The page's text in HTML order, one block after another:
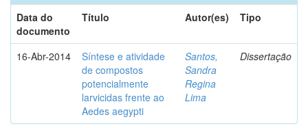
Data do
documento
Título Autor(es) Tipo
16-Abr-2014
Síntese e atividade
de compostos
potencialmente
larvicidas frente ao
Aedes aegypti
Santos,
Sandra
Regina
Lima
Dissertação